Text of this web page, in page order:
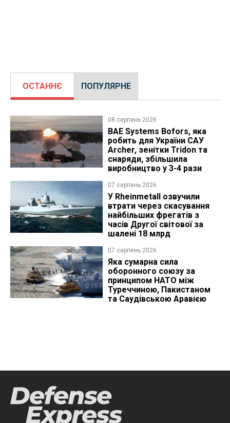
ОСТАННЄ ПОПУЛЯРНЕ
08 серпень 2026
BAE Systems Bofors, яка
робить для України САУ
Archer, зенітки Tridon та
снаряди, збільшила
виробництво у 3-4 рази
07 серпень 2026
У Rheinmetall озвучили
втрати через скасування
найбільших фрегатів з
часів Другої світової за
шалені 18 млрд
07 серпень 2026
Яка сумарна сила
оборонного союзу за
принципом НАТО між
Туреччиною, Пакистаном
та Саудівською Аравією